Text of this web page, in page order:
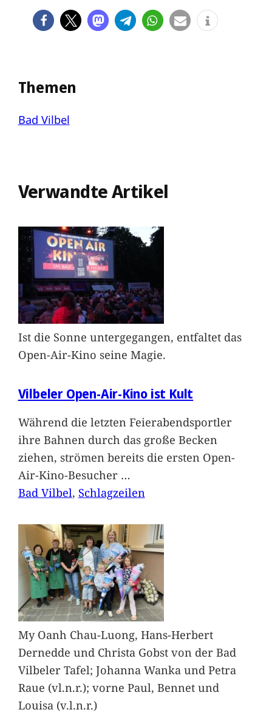
Themen
Bad Vilbel
Verwandte Artikel
Ist die Sonne untergegangen, entfaltet das
Open-Air-Kino seine Magie.
Vilbeler Open-Air-Kino ist Kult
Während die letzten Feierabendsportler
ihre Bahnen durch das große Becken
ziehen, strömen bereits die ersten Open-
Air-Kino-Besucher …
Bad Vilbel, Schlagzeilen
My Oanh Chau-Luong, Hans-Herbert
Dernedde und Christa Gobst von der Bad
Vilbeler Tafel; Johanna Wanka und Petra
Raue (vl.n.r.); vorne Paul, Bennet und
Louisa (v.l.n.r.)